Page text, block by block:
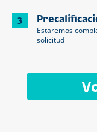
3
Estaremos
solicitud